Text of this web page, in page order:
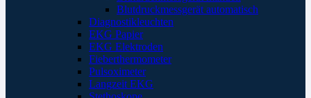
Blutdruckmessgerät automatisch
Diagnostikleuchten
EKG Papier
EKG Elektroden
Fieberthermometer
Pulsoximeter
Langzeit EKG